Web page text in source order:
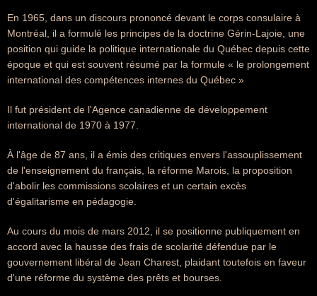
En 1965, dans un discours prononcé devant le corps consulaire à
Montréal, il a formulé les principes de la doctrine Gérin-Lajoie, une
position qui guide la politique internationale du Québec depuis cette
époque et qui est souvent résumé par la formule « le prolongement
international des compétences internes du Québec »
Il fut président de l'Agence canadienne de développement
international de 1970 à 1977.
À l'âge de 87 ans, il a émis des critiques envers l'assouplissement
de l'enseignement du français, la réforme Marois, la proposition
d'abolir les commissions scolaires et un certain excès
d'égalitarisme en pédagogie.
Au cours du mois de mars 2012, il se positionne publiquement en
accord avec la hausse des frais de scolarité défendue par le
gouvernement libéral de Jean Charest, plaidant toutefois en faveur
d'une réforme du système des prêts et bourses.